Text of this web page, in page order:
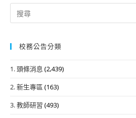
Search
for:
校務公告分類
1. 頭條消息 (2,439)
2. 新生專區 (163)
3. 教師研習 (493)